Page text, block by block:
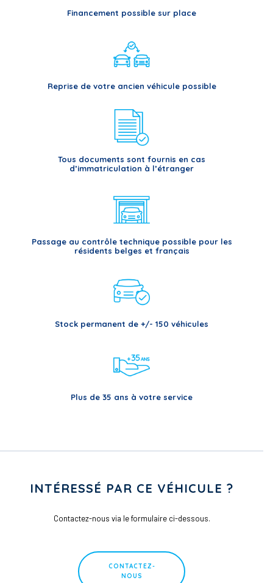
Financement possible sur place
Reprise de votre ancien véhicule possible
Tous documents sont fournis en cas
d’immatriculation à l’étranger
Passage au contrôle technique possible pour les
résidents belges et français
Stock permanent de +/- 150 véhicules
Plus de 35 ans à votre service
INTÉRESSÉ PAR CE VÉHICULE ?
Contactez-nous via le formulaire ci-dessous.
CONTACTEZ-
NOUS